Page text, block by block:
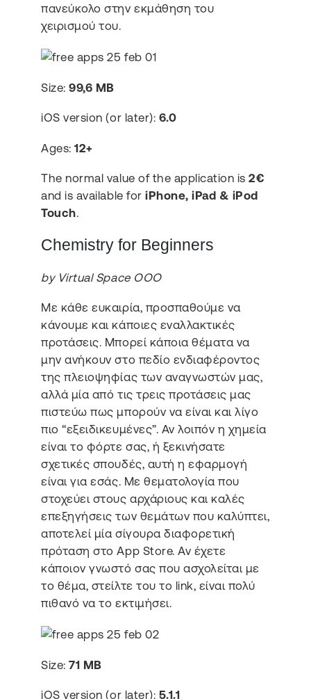
πανεύκολο στην εκμάθηση του
χειρισμού του.
Size:99,6 MB
iOS version (or later): 6.0
Ages:12+
The normal value of the application is2€
and is available for iPhone, iPad & iPod
Touch.
Chemistry for Beginners
by Virtual Space OOO
Με κάθε ευκαιρία, προσπαθούμε να
κάνουμε και κάποιες εναλλακτικές
προτάσεις. Μπορεί κάποια θέματα να
μην ανήκουν στο πεδίο ενδιαφέροντος
της πλειοψηφίας των αναγνωστών μας,
αλλά μία από τις τρεις προτάσεις μας
πιστεύω πως μπορούν να είναι και λίγο
πιο “εξειδικευμένες”. Αν λοιπόν η χημεία
είναι το φόρτε σας, ή ξεκινήσατε
σχετικές σπουδές, αυτή η εφαρμογή
είναι για εσάς. Με θεματολογία που
στοχεύει στους αρχάριους και καλές
επεξηγήσεις των θεμάτων που καλύπτει,
αποτελεί μία σίγουρα διαφορετική
πρόταση στο App Store. Αν έχετε
κάποιον γνωστό σας που ασχολείται με
το θέμα, στείλτε του το link, είναι πολύ
πιθανό να το εκτιμήσει.
Size:71 MB
iOS version (or later): 5.1.1